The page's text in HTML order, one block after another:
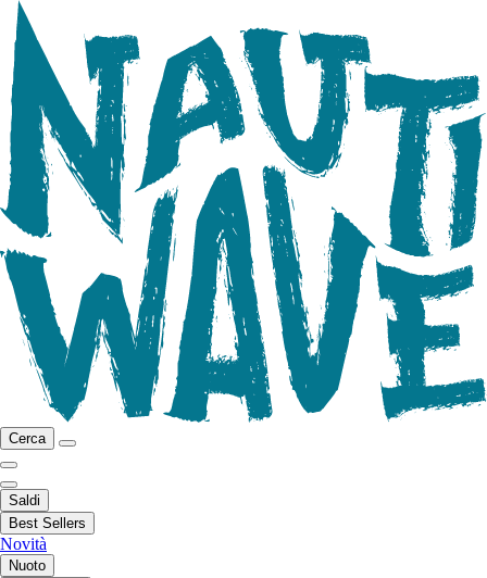
Cerca
Saldi
Best Sellers
Novità
Nuoto